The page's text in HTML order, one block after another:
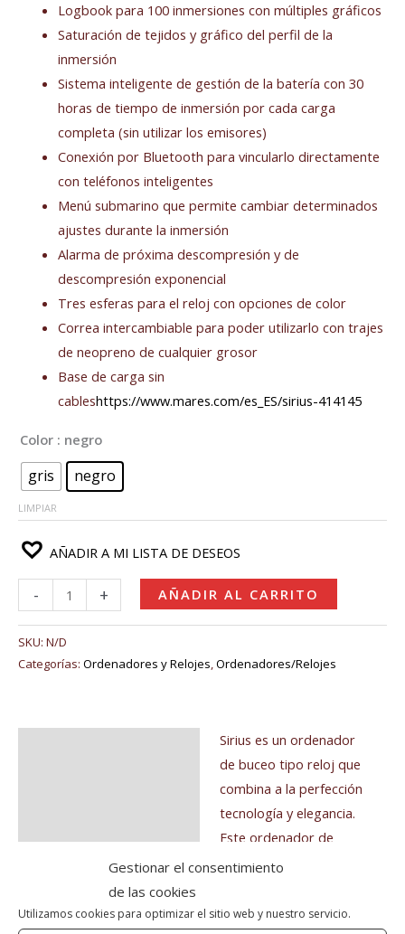
Gestionar el consentimiento
de las cookies
Utilizamos cookies para optimizar el sitio web y nuestro servicio.
Logbook para 100 inmersiones con múltiples gráficos
Saturación de tejidos y gráfico del perfil de la
inmersión
Sistema inteligente de gestión de la batería con 30
horas de tiempo de inmersión por cada carga
completa (sin utilizar los emisores)
Conexión por Bluetooth para vincularlo directamente
con teléfonos inteligentes
Menú submarino que permite cambiar determinados
ajustes durante la inmersión
Alarma de próxima descompresión y de
descompresión exponencial
Tres esferas para el reloj con opciones de color
Correa intercambiable para poder utilizarlo con trajes
de neopreno de cualquier grosor
Base de carga sin
cableshttps://www.mares.com/es_ES/sirius-414145
Color : negro
gris negro
LIMPIAR
AÑADIR A MI LISTA DE DESEOS
- + AÑADIR AL CARRITO
SKU: N/D
Categorías: Ordenadores y Relojes,Ordenadores/Relojes
Sirius es un ordenador
de buceo tipo reloj que
combina a la perfección
tecnología y elegancia.
Este ordenador de
buceo ofrece
tecnológicas de última